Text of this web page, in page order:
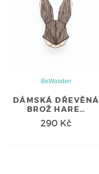
BeWooden
DÁMSKÁ DŘEVĚNÁ
BROŽ HARE…
290 Kč